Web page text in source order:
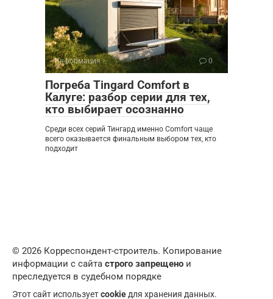
Информация 0
Погреба Tingard Comfort в
Калуге: разбор серии для тех,
кто выбирает осознанно
Среди всех серий Тингард именно Comfort чаще
всего оказывается финальным выбором тех, кто
подходит
© 2026 Корреспондент-строитель. Копирование
информации с сайта строго запрещено и
преследуется в судебном порядке
Этот сайт используетcookieдля хранения данных.